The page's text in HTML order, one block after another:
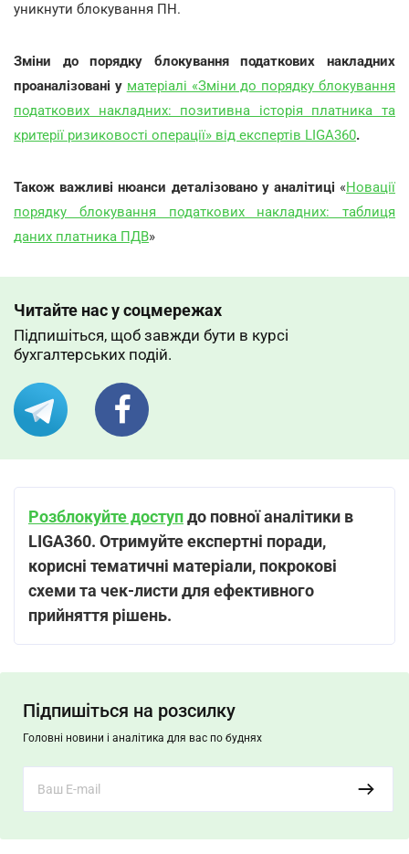
уникнути блокування ПН.
Зміни до порядку блокування податкових накладних
проаналізовані у матеріалі «Зміни до порядку блокування
податкових накладних: позитивна історія платника та
критерії ризиковості операції» від експертів LIGA360.
Також важливі нюанси деталізовано у аналітиці «Новації
порядку блокування податкових накладних: таблиця
даних платника ПДВ»
Читайте нас у соцмережах
Підпишіться, щоб завжди бути в курсі
бухгалтерських подій.
Розблокуйте доступдо повної аналітики в
LIGA360. Отримуйте експертні поради,
корисні тематичні матеріали, покрокові
схеми та чек-листи для ефективного
прийняття рішень.
Підпишіться на розсилку
Головні новини і аналітика для вас по буднях